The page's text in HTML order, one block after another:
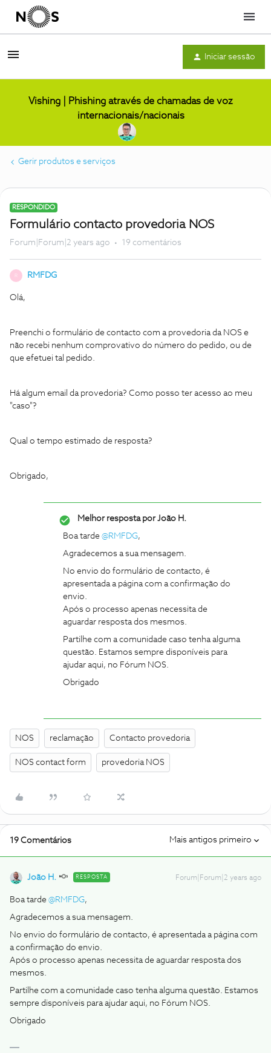
Menu
Iniciar sessão
Vishing | Phishing através de chamadas de voz
internacionais/nacionais
Gerir produtos e serviços
RESPONDIDO
Formulário contacto provedoria NOS
Forum|Forum|2 years ago 19 comentários
R RMFDG
Olá,
Preenchi o formulário de contacto com a provedoria da NOS e
não recebi nenhum comprovativo do número do pedido, ou de
que efetuei tal pedido.
Há algum email da provedoria? Como posso ter acesso ao meu
"caso"?
Qual o tempo estimado de resposta?
Obrigado,
Melhor resposta porJoão H.
Boa tarde @RMFDG,
Agradecemos a sua mensagem.
No envio do formulário de contacto, é
apresentada a página com a confirmação do
envio.
Após o processo apenas necessita de
aguardar resposta dos mesmos.
Partilhe com a comunidade caso tenha alguma
questão. Estamos sempre disponíveis para
ajudar aqui, no Fórum NOS.
Obrigado
NOS reclamação Contacto provedoria
NOS contact form provedoria NOS
19 Comentários Mais antigos primeiro
João H. RESPOSTA Forum|Forum|2 years ago
Boa tarde @RMFDG,
Agradecemos a sua mensagem.
No envio do formulário de contacto, é apresentada a página com
a confirmação do envio.
Após o processo apenas necessita de aguardar resposta dos
mesmos.
Partilhe com a comunidade caso tenha alguma questão. Estamos
sempre disponíveis para ajudar aqui, no Fórum NOS.
Obrigado